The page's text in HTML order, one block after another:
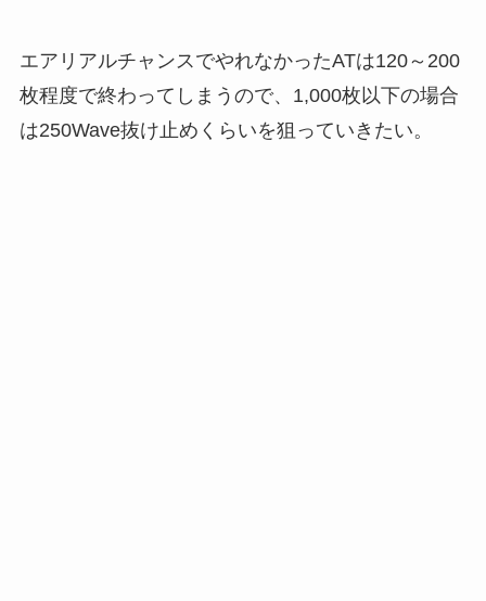
エアリアルチャンスでやれなかったATは120～200
枚程度で終わってしまうので、 1,000枚以下の場合
は250Wave抜け止めくらいを狙っていきたい。